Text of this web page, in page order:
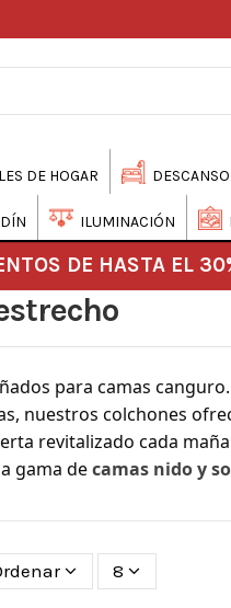
DE HOGAR DESCANSO
ILUMINACIÓN
DE HASTA EL
para camas
nuestros colchones
revitalizado cada
gama decamas nido y
8